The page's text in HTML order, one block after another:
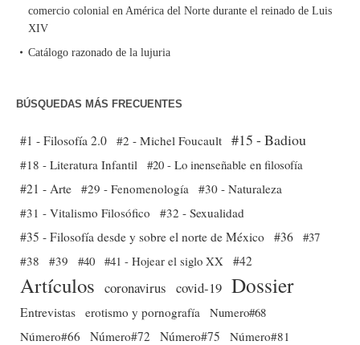
comercio colonial en América del Norte durante el reinado de Luis
XIV
Catálogo razonado de la lujuria
BÚSQUEDAS MÁS FRECUENTES
#1 - Filosofía 2.0 #2 - Michel Foucault #15 - Badiou
#18 - Literatura Infantil #20 - Lo inenseñable en filosofía
#21 - Arte #29 - Fenomenología
#30 - Naturaleza
#31 - Vitalismo Filosófico
#32 - Sexualidad
#35 - Filosofía desde y sobre el norte de México #36 #37
#38
#39 #40 #41 - Hojear el siglo XX #42
Artículos coronavirus covid-19 Dossier
Entrevistas erotismo y pornografía
Numero#68
Número#66
Número#72 Número#75
Número#81